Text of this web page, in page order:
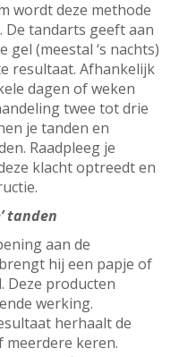
wordt deze methode
De tandarts geeft aan
gel (meestal ‘s nachts)
resultaat. Afhankelijk
dagen of weken
twee tot drie
je tanden en
Raadpleeg je
klacht optreedt en
tanden
aan de
hij een papje of
Deze producten
werking.
herhaalt de
meerdere keren.